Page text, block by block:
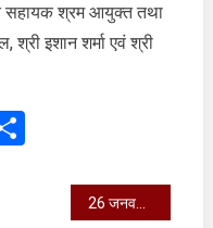
सहायक श्रम आयुक्त तथा
इशान शर्मा एवं श्री
Share
26 जनवरी 2026 तक नि:शुल्क हुआ विवाह पंजीकरण